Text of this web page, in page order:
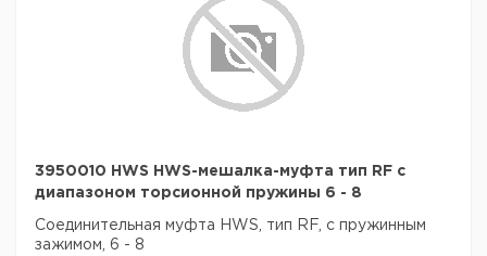
3950010 HWS HWS-мешалка-муфта тип RF с
диапазоном торсионной пружины 6 - 8
Соединительная муфта HWS, тип RF, с пружинным
зажимом, 6 - 8